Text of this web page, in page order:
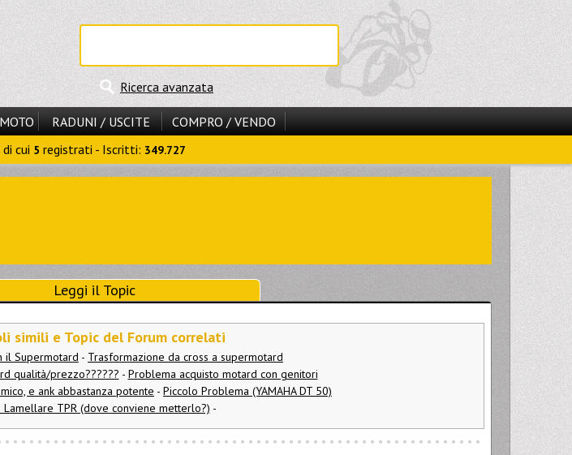
Ricerca avanzata
RADUNI / USCITE
COMPRO / VENDO
cui 5 registrati - Iscritti: 349.727
Leggi il Topic
simili e Topic del Forum correlati
il Supermotard - Trasformazione da cross a supermotard
qualità/prezzo?????? - Problema acquisto motard con genitori
e ank abbastanza potente - Piccolo Problema (YAMAHA DT 50)
Lamellare TPR (dove conviene metterlo?) -